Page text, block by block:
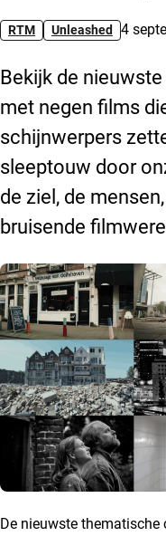
RTM Unleashed 4
Bekijk de
met negen films
schijnwerpers
sleeptouw door
de ziel, de
bruisende
De nieuwste thematische